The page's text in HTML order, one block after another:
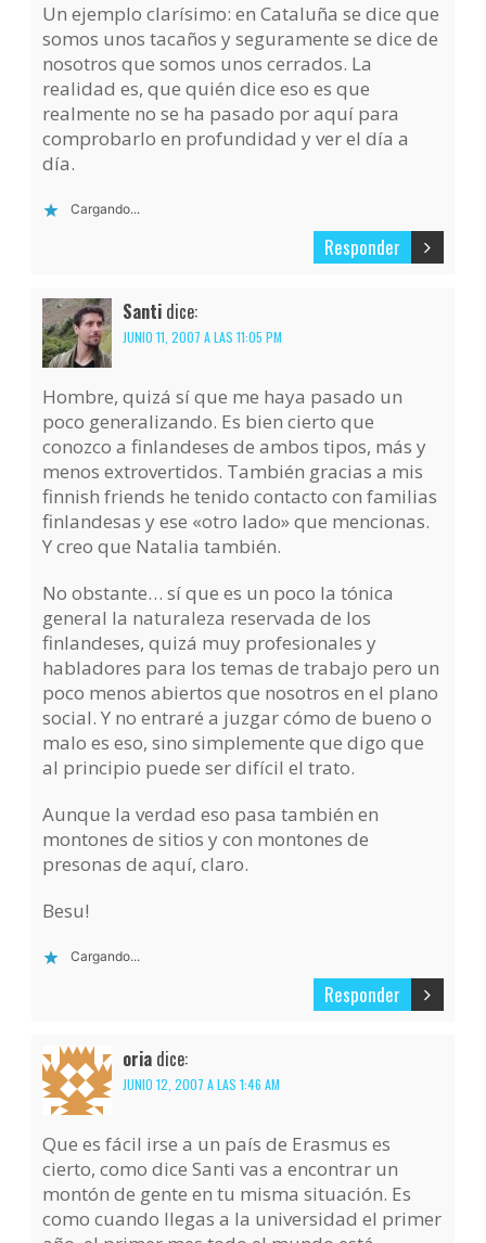
Un ejemplo clarísimo: en Cataluña se dice que
somos unos tacaños y seguramente se dice de
nosotros que somos unos cerrados. La
realidad es, que quién dice eso es que
realmente no se ha pasado por aquí para
comprobarlo en profundidad y ver el día a
día.
Cargando...
Responder
Santi dice:
JUNIO 11, 2007 A LAS 11:05 PM
Hombre, quizá sí que me haya pasado un
poco generalizando. Es bien cierto que
conozco a finlandeses de ambos tipos, más y
menos extrovertidos. También gracias a mis
finnish friends he tenido contacto con familias
finlandesas y ese «otro lado» que mencionas.
Y creo que Natalia también.
No obstante… sí que es un poco la tónica
general la naturaleza reservada de los
finlandeses, quizá muy profesionales y
habladores para los temas de trabajo pero un
poco menos abiertos que nosotros en el plano
social. Y no entraré a juzgar cómo de bueno o
malo es eso, sino simplemente que digo que
al principio puede ser difícil el trato.
Aunque la verdad eso pasa también en
montones de sitios y con montones de
presonas de aquí, claro.
Besu!
Cargando...
Responder
oria dice:
JUNIO 12, 2007 A LAS 1:46 AM
Que es fácil irse a un país de Erasmus es
cierto, como dice Santi vas a encontrar un
montón de gente en tu misma situación. Es
como cuando llegas a la universidad el primer